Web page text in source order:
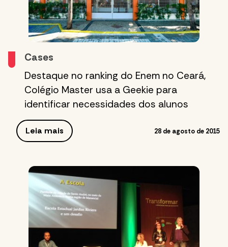
Cases
Destaque no ranking do Enem no Ceará,
Colégio Master usa a Geekie para
identificar necessidades dos alunos
Leia mais 28 de agosto de 2015